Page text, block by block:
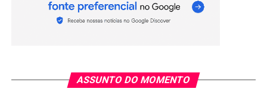
ASSUNTO DO MOMENTO